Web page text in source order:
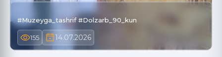
#Muzeyga_tashrif #Dolzarb_90_kun
155 14.07.2026